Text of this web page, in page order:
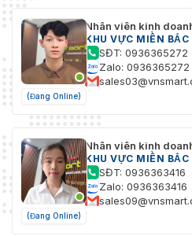
(Đang Online)
Nhân viên kinh
KHU VỰC MIỀN BẮC
SĐT: 0936365272
Zalo: 0936365272
(Đang Online)
Nhân viên kinh
KHU VỰC MIỀN BẮC
SĐT: 0936363416
Zalo: 0936363416